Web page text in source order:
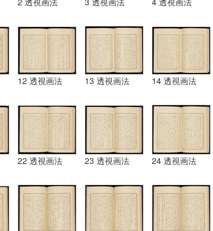
12 透視画法 13 透視画法 14 透視画法
22 透視画法 23 透視画法 24 透視画法